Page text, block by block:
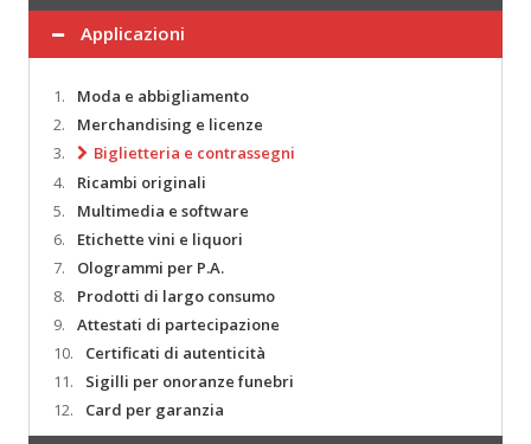
Applicazioni
1.
Moda e abbigliamento
2.
Merchandising e licenze
3.
Biglietteria e contrassegni
4.
Ricambi originali
5.
Multimedia e software
6.
Etichette vini e liquori
7.
Ologrammi per P.A.
8.
Prodotti di largo consumo
9.
Attestati di partecipazione
10.
Certificati di autenticità
11.
Sigilli per onoranze funebri
12.
Card per garanzia